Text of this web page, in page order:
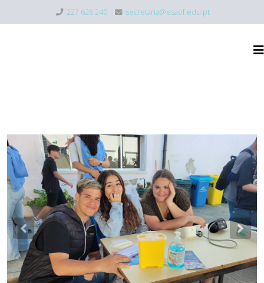
227 626 240 secretaria@esaof.edu.pt
Previous